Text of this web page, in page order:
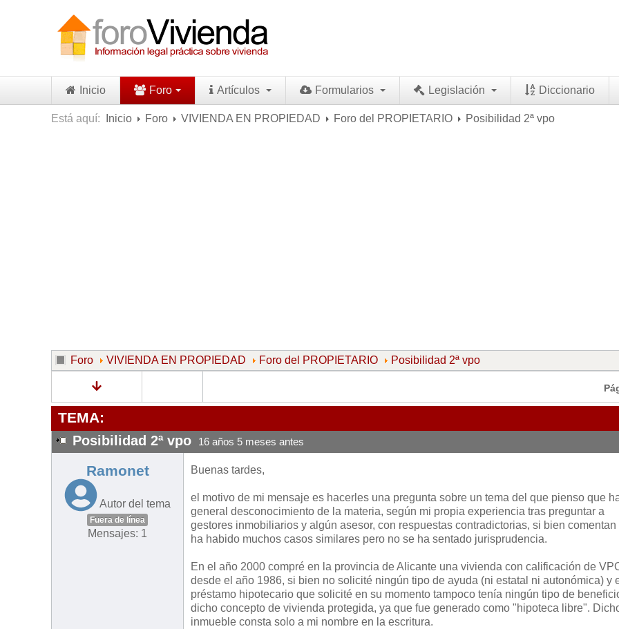
Inicio Foro Artículos Formularios Legislación Diccionario
Está aquí: Inicio Foro VIVIENDA EN PROPIEDAD Foro del PROPIETARIO Posibilidad 2ª vpo
Foro VIVIENDA EN PROPIEDAD Foro del PROPIETARIO Posibilidad 2ª vpo
TEMA:
Posibilidad 2ª vpo 16 años 5 meses antes
Ramonet
Autor del tema
Fuera de línea
Mensajes: 1
Buenas tardes,
el motivo de mi mensaje es hacerles una pregunta sobre un tema del que pienso que
general desconocimiento de la materia, según mi propia experiencia tras preguntar a
gestores inmobiliarios y algún asesor, con respuestas contradictorias, si bien comentan
ha habido muchos casos similares pero no se ha sentado jurisprudencia.
En el año 2000 compré en la provincia de Alicante una vivienda con calificación de
desde el año 1986, si bien no solicité ningún tipo de ayuda (ni estatal ni autonómica) y
préstamo hipotecario que solicité en su momento tampoco tenía ningún tipo de
dicho concepto de vivienda protegida, ya que fue generado como "hipoteca libre".
inmueble consta solo a mi nombre en la escritura.